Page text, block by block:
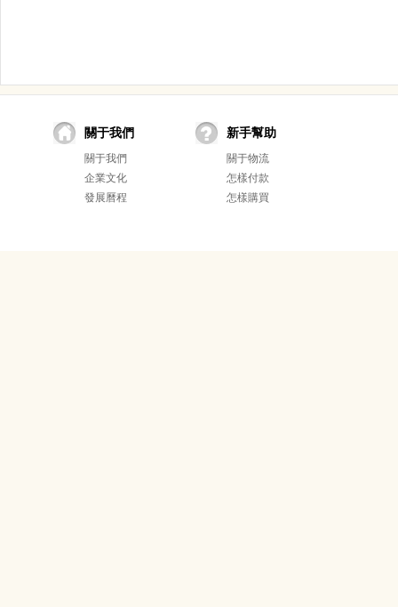
關于我們
關于我們
企業文化
發展曆程
新手幫助
關于物流
怎樣付款
怎樣購買